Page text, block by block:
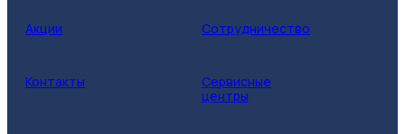
Акции Сотрудничество
Контакты
Сервисные
центры